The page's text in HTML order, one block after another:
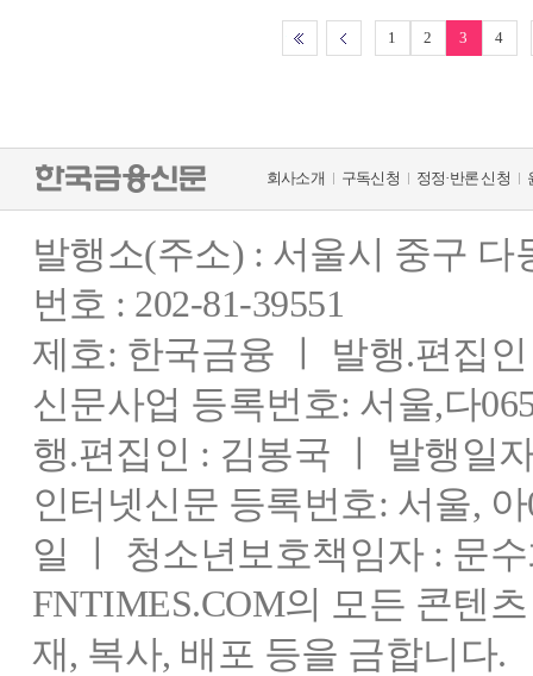
1 2 3 4
회사소개 구독신청 정정·반론 신청
발행소(주소) : 서울시 중구
번호 : 202-81-39551
제호: 한국금융 ㅣ 발행.편집
신문사업 등록번호: 서울,다
행.편집인 : 김봉국 ㅣ 발행일
인터넷신문 등록번호: 서울,
일 ㅣ 청소년보호책임자 : 문
FNTIMES.COM의 모든 콘텐
재, 복사, 배포 등을 금합니다.